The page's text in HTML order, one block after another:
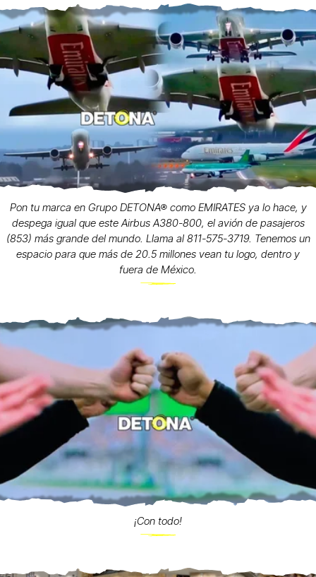
Pon tu marca en Grupo DETONA® como EMIRATES ya lo hace, y
despega igual que este Airbus A380-800, el avión de pasajeros
(853) más grande del mundo. Llama al 811-575-3719. Tenemos un
espacio para que más de 20.5 millones vean tu logo, dentro y
fuera de México.
¡Con todo!